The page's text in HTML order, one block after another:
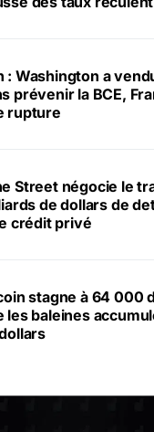
: Washington a
prévenir la BCE,
rupture
Street négocie le
de dollars de
crédit privé
stagne à 64 000
les baleines